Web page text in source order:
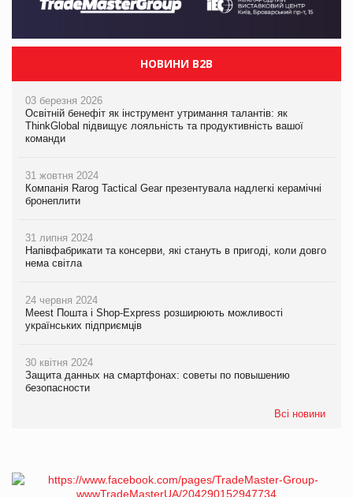
НОВИНИ B2B
03 березня 2026
Освітній бенефіт як інструмент утримання талантів: як
ThinkGlobal підвищує лояльність та продуктивність вашої
команди
31 жовтня 2024
Компанія Rarog Tactical Gear презентувала надлегкі керамічні
бронеплити
31 липня 2024
Напівфабрикати та консерви, які стануть в пригоді, коли довго
нема світла
24 червня 2024
Meest Пошта і Shop-Express розширюють можливості
українських підприємців
30 квітня 2024
Защита данных на смартфонах: советы по повышению
безопасности
Всі новини